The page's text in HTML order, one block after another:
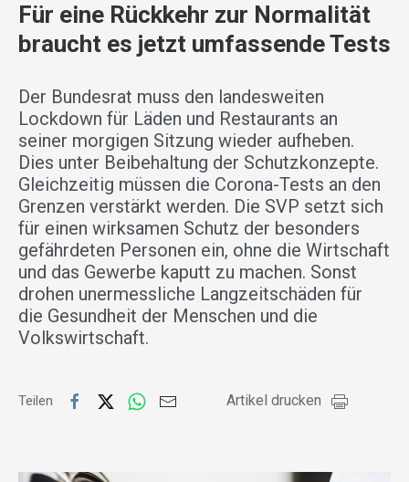
Für eine Rückkehr zur Normalität
braucht es jetzt umfassende Tests
Der Bundesrat muss den landesweiten
Lockdown für Läden und Restaurants an
seiner morgigen Sitzung wieder aufheben.
Dies unter Beibehaltung der Schutzkonzepte.
Gleichzeitig müssen die Corona-Tests an den
Grenzen verstärkt werden. Die SVP setzt sich
für einen wirksamen Schutz der besonders
gefährdeten Personen ein, ohne die Wirtschaft
und das Gewerbe kaputt zu machen. Sonst
drohen unermessliche Langzeitschäden für
die Gesundheit der Menschen und die
Volkswirtschaft.
Teilen Artikel drucken